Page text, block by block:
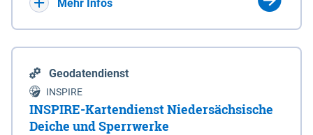
Mehr Infos
Geodatendienst
INSPIRE
INSPIRE-Kartendienst Niedersächsische
Deiche und Sperrwerke